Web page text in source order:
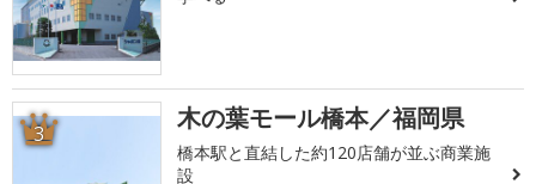
3 木の葉モール橋本／福岡県
橋本駅と直結した約120店舗が並ぶ商業施
設